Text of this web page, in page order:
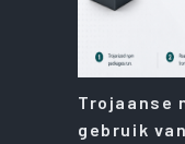
Trojaanse
gebruik